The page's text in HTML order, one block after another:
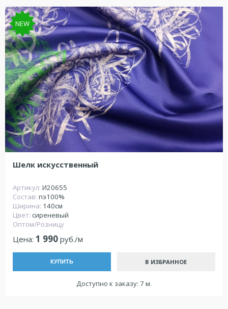
NEW
Шелк искусственный
Артикул: И20655
Состав: пэ100%
Ширина: 140см
Цвет: сиреневый
Оптом/Розницу
Цена: 1 990 руб./м
КУПИТЬ В ИЗБРАННОЕ
Доступно к заказу: 7 м.